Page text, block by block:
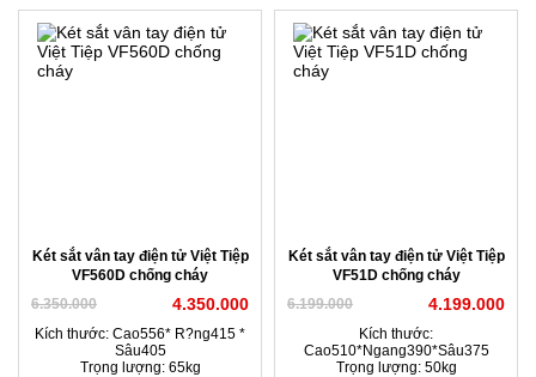
Két sắt vân tay điện tử Việt Tiệp
VF560D chống cháy
6.350.000
4.350.000
Kích thước: Cao556* R?ng415 *
Sâu405
Trọng lượng: 65kg
Két sắt vân tay điện tử Việt Tiệp
VF51D chống cháy
6.199.000
4.199.000
Kích thước:
Cao510*Ngang390*Sâu375
Trọng lượng: 50kg